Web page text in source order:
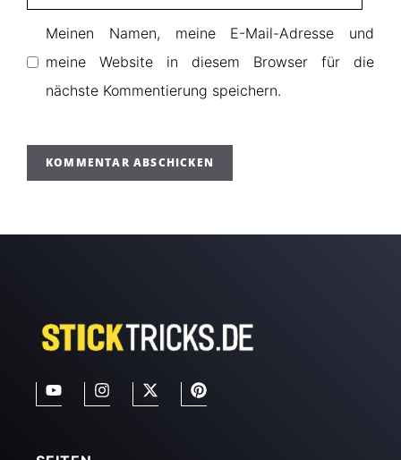
Meinen Namen, meine E-Mail-Adresse und
meine Website in diesem Browser für die
nächste Kommentierung speichern.